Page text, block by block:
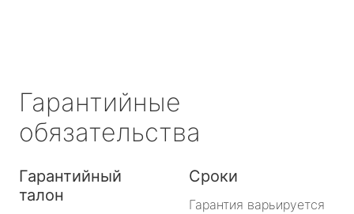
Гарантийные
обязательства
Гарантийный
талон
Сроки
Гарантия варьируется